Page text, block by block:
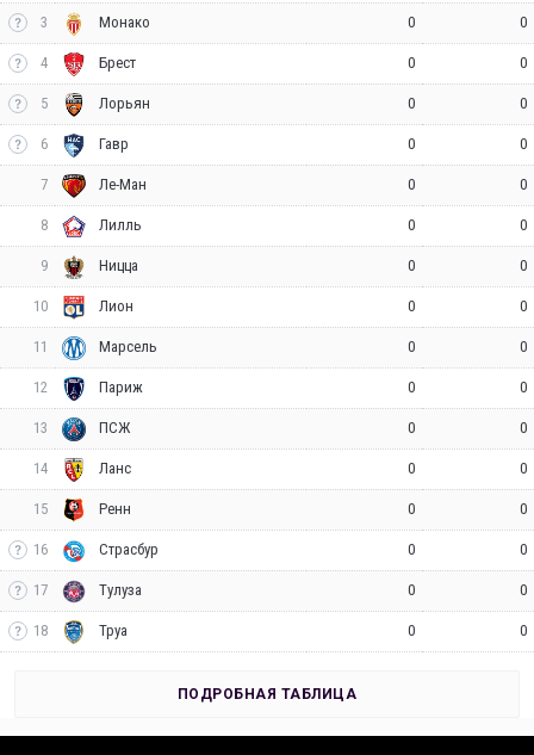
3 Монако 0 0
4 Брест 0 0
5 Лорьян 0 0
6 Гавр 0 0
7 Ле-Ман 0 0
8 Лилль 0 0
9 Ницца 0 0
10 Лион 0 0
11 Марсель 0 0
12 Париж 0 0
13 ПСЖ 0 0
14 Ланс 0 0
15 Ренн 0 0
16 Страсбур 0 0
17 Тулуза 0 0
18 Труа 0 0
ПОДРОБНАЯ ТАБЛИЦА